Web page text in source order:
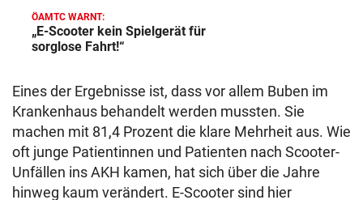
ÖAMTC WARNT:
„E-Scooter kein Spielgerät für
sorglose Fahrt!“
Eines der Ergebnisse ist, dass vor allem Buben im
Krankenhaus behandelt werden mussten. Sie
machen mit 81,4 Prozent die klare Mehrheit aus. Wie
oft junge Patientinnen und Patienten nach Scooter-
Unfällen ins AKH kamen, hat sich über die Jahre
hinweg kaum verändert. E-Scooter sind hier